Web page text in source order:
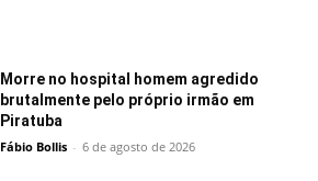
Morre no hospital homem agredido
brutalmente pelo próprio irmão em
Piratuba
Fábio Bollis - 6 de agosto de 2026